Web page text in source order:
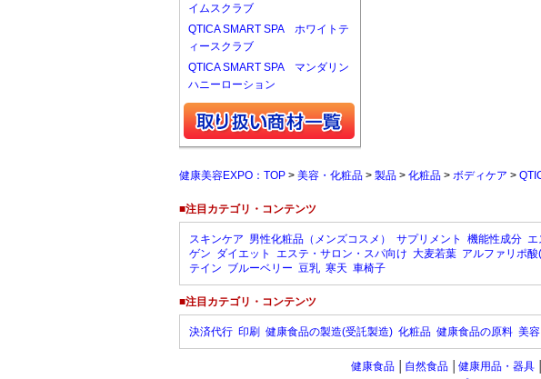
イムスクラブ
QTICA SMART SPA ホワイトテ
ィースクラブ
QTICA SMART SPA マンダリン
ハニーローション
健康美容EXPO：TOP > 美容・化粧品 > 製品 > 化粧品 > ボディケア >
■注目カテゴリ・コンテンツ
スキンケア 男性化粧品（メンズコスメ） サプリメント 機能性成分 エ
ゲン ダイエット エステ・サロン・スパ向け 大麦若葉 アルファリポ
テイン ブルーベリー 豆乳 寒天 車椅子
■注目カテゴリ・コンテンツ
決済代行 印刷 健康食品の製造(受託製造) 化粧品 健康食品の原料 美
健康食品 自然食品 健康用品・器具